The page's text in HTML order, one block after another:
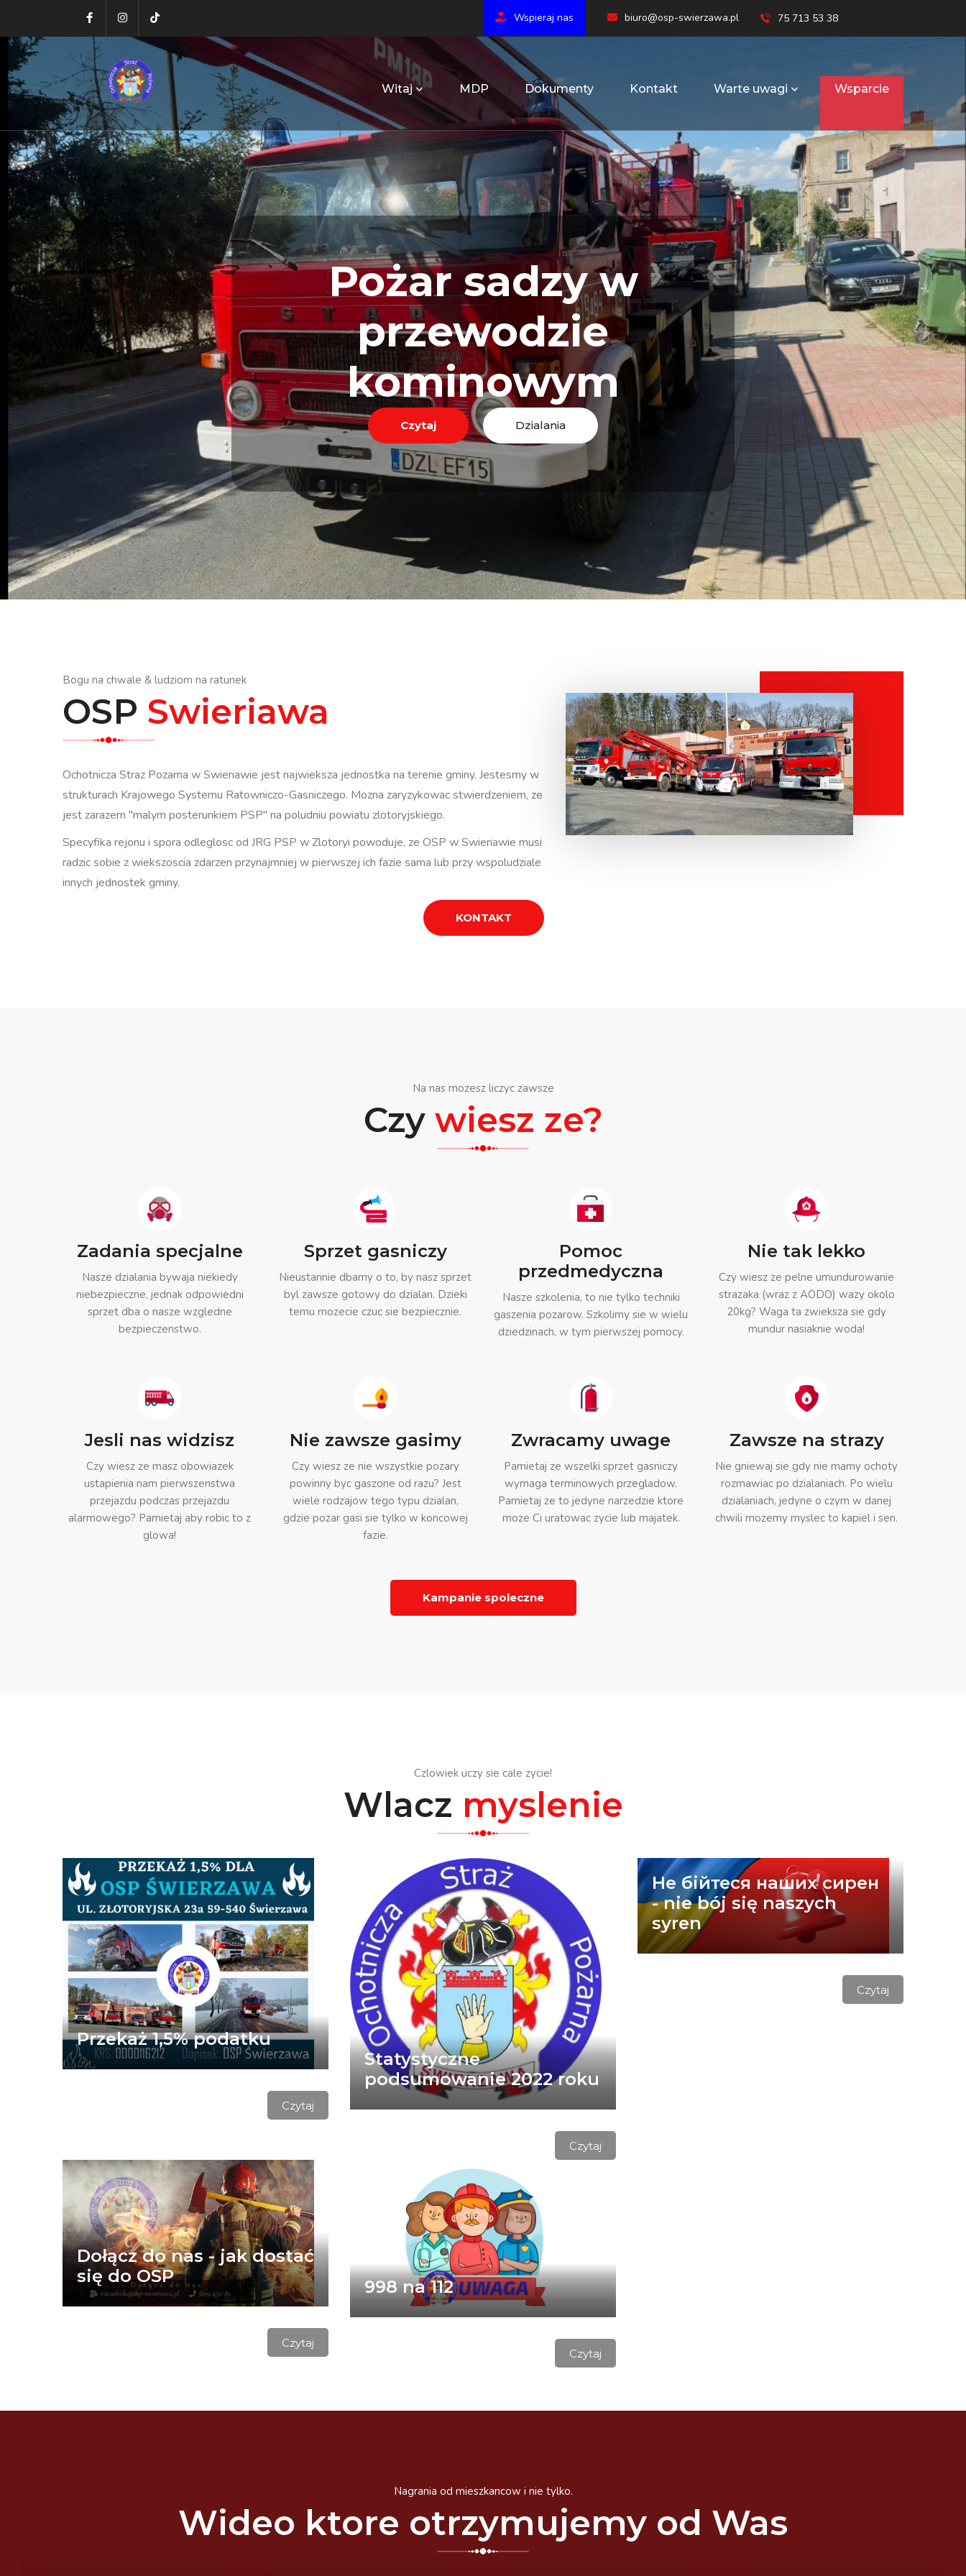
Wspieraj nas biuro@osp-swierzawa.pl 75 713 53 38
Witaj MDP Dokumenty Kontakt Warte uwagi Wsparcie
Pożar sadzy w
przewodzie
kominowym
Czytaj Dzialania
Bogu na chwale & ludziom na ratunek
OSP Swieriawa
Ochotnicza Straz Pozarna w Swieriawie jest najwieksza jednostka na terenie gminy. Jestesmy w
strukturach Krajowego Systemu Ratowniczo-Gasniczego. Mozna zaryzykowac stwierdzeniem, ze
jest zarazem "malym posterunkiem PSP" na poludniu powiatu zlotoryjskiego.
Specyfika rejonu i spora odleglosc od JRG PSP w Zlotoryi powoduje, ze OSP w Swieriawie musi
radzic sobie z wiekszoscia zdarzen przynajmniej w pierwszej ich fazie sama lub przy wspoludziale
innych jednostek gminy.
KONTAKT
Na nas mozesz liczyc zawsze
Czy wiesz ze?
Zadania specjalne
Nasze dzialania bywaja niekiedy
niebezpieczne, jednak odpowiedni
sprzet dba o nasze wzgledne
bezpieczenstwo.
Sprzet gasniczy
Nieustannie dbamy o to, by nasz sprzet
byl zawsze gotowy do dzialan. Dzieki
temu mozecie czuc sie bezpiecznie.
Pomoc
przedmedyczna
Nasze szkolenia, to nie tylko techniki
gaszenia pozarow. Szkolimy sie w wielu
dziedzinach, w tym pierwszej pomocy.
Nie tak lekko
Czy wiesz ze pelne umundurowanie
strazaka (wraz z AODO) wazy okolo
20kg? Waga ta zwieksza sie gdy
mundur nasiaknie woda!
Jesli nas widzisz
Czy wiesz ze masz obowiazek
ustapienia nam pierwszenstwa
przejazdu podczas przejazdu
alarmowego? Pamietaj aby robic to z
glowa!
Nie zawsze gasimy
Czy wiesz ze nie wszystkie pozary
powinny byc gaszone od razu? Jest
wiele rodzajow tego typu dzialan,
gdzie pozar gasi sie tylko w koncowej
fazie.
Zwracamy uwage
Pamietaj ze wszelki sprzet gasniczy
wymaga terminowych przegladow.
Pamietaj ze to jedyne narzedzie ktore
moze Ci uratowac zycie lub majatek.
Zawsze na strazy
Nie gniewaj sie gdy nie mamy ochoty
rozmawiac po dzialaniach. Po wielu
dzialaniach, jedyne o czym w danej
chwili mozemy myslec to kapiel i sen.
Kampanie spoleczne
Czlowiek uczy sie cale zycie!
Wlacz myslenie
Przekaż 1,5% podatku
Czytaj
Statystyczne
podsumowanie 2022 roku
Czytaj
Не бійтеся наших сирен
- nie bój się naszych
syren
Czytaj
Dołącz do nas - jak dostać
się do OSP
Czytaj
998 na 112
Czytaj
Nagrania od mieszkancow i nie tylko.
Wideo ktore otrzymujemy od Was